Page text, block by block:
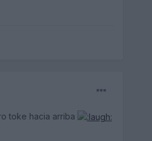
toke hacia arriba